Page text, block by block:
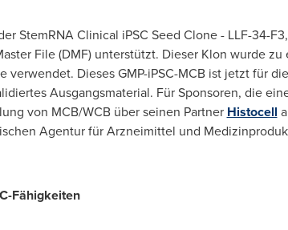
StemRNA Clinical iPSC Seed Clone - LLF-34-
File (DMF) unterstützt. Dieser Klon wurde
verwendet. Dieses GMP-iPSC-MCB ist jetzt für
Ausgangsmaterial. Für Sponsoren, die
von MCB/WCB über seinen Partner Histocell
Agentur für Arzneimittel und
Fähigkeiten